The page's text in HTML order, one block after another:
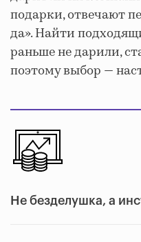
подарки, отвечают
да». Найти
раньше не дарили,
поэтому выбор —
Не безделушка, а